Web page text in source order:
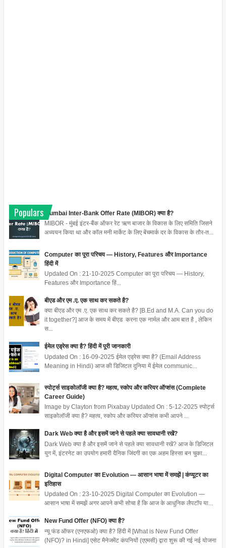
Populars
Mumbai Inter-Bank Offer Rate (MIBOR) क्या है?
MIBOR - मुंबई इंटर-बैंक ऑफर रेट ऋण बाजार के विकास के लिए समिति जिसने
अध्ययन किया था और कॉल मनी मार्केट के लिए बेंचमार्क दर के विकास के तौर-त...
Computer का पूरा परिचय — History, Features और Importance
हिंदी में
Updated On : 21-10-2025 Computer का पूरा परिचय — History,
Features और Importance हिं...
बीएड और एम .ए. एक साथ कर सकते है?
क्या बीएड और एम .ए. एक साथ कर सकते है? [B.Ed and M.A. Can you do
it together?] आज के समय में बीएड करना एक नार्मल और आम बात है , लेकिन
स...
ईमेल एड्रेस क्या है? हिंदी में पूरी जानकारी
Updated On : 16-09-2025 ईमेल एड्रेस क्या है? (Email Address
Meaning in Hindi) आज की डिजिटल दुनिया में ईमेल communic...
स्पोर्ट्स साइकोलॉजी क्या है? महत्व, स्कोप और करियर ऑप्शंस (Complete
Career Guide)
Image by Clayton from Pixabay Updated On : 5-12-2025 स्पोर्ट्स
साइकोलॉजी क्या है? महत्व, स्कोप और करियर ऑप्शंस कभी आपने ...
Dark Web क्या है और इसमें जाने से पहले क्या सावधानी रखें?
Dark Web क्या है और इसमें जाने से पहले क्या सावधानी रखें? आज के डिजिटल
युग में, इंटरनेट का उपयोग हमारी दैनिक जिंदगी का एक अहम हिस्सा बन चुका...
Digital Computer का Evolution — आसान भाषा में समझें | कंप्यूटर का
इतिहास
Updated On : 23-10-2025 Digital Computer का Evolution —
आसान भाषा में समझें अगर आपने कभी सोचा है कि आज के आधुनिक लैपटॉप या...
New Fund Offer (NFO) क्या है?
न्यू फंड ऑफर (एनएफओ) क्या है? हिंदी में [What is New Fund Offer
(NFO)? in Hindi] एसेट मैनेजमेंट कंपनियों (एएमसी) द्वारा शुरू की गई नई योजना